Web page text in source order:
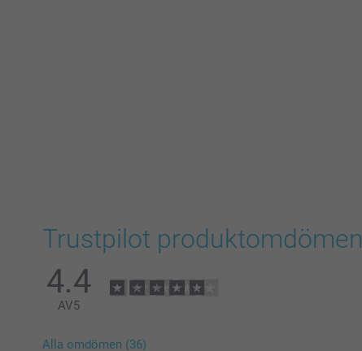
Trustpilot produktomdömen
4.4
AV5
Alla omdömen (36)